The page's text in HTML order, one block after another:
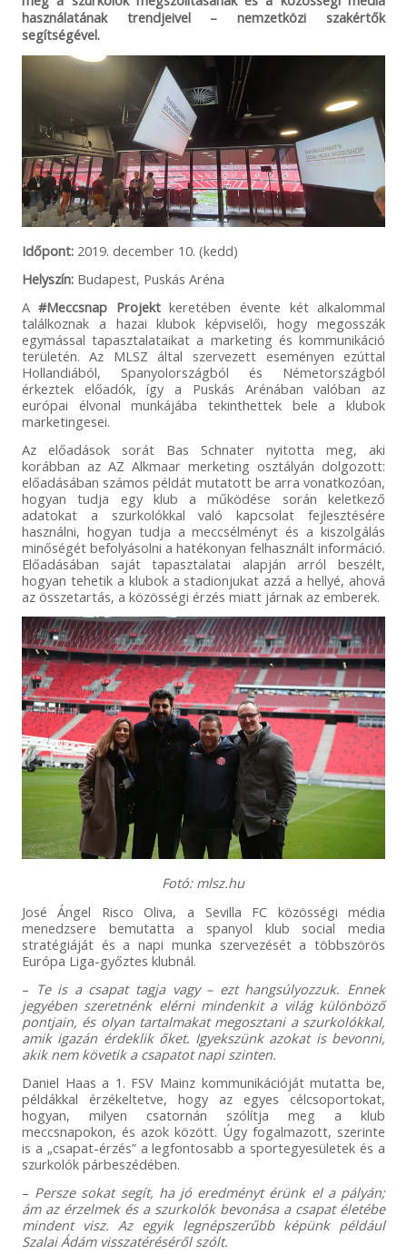
használatának trendjeivel – nemzetközi szakértők
segítségével.
Időpont:2019. december 10. (kedd)
Helyszín:Budapest, Puskás Aréna
A#Meccsnap Projektkeretében évente két alkalommal
találkoznak a hazai klubok képviselői, hogy megosszák
egymással tapasztalataikat a marketing és kommunikáció
területén. Az MLSZ által szervezett eseményen ezúttal
Hollandiából, Spanyolországból és Németországból
érkeztek előadók, így a Puskás Arénában valóban az
európai élvonal munkájába tekinthettek bele a klubok
marketingesei.
Az előadások sorát Bas Schnater nyitotta meg, aki
korábban az AZ Alkmaar merketing osztályán dolgozott:
előadásában számos példát mutatott be arra vonatkozóan,
hogyan tudja egy klub a működése során keletkező
adatokat a szurkolókkal való kapcsolat fejlesztésére
használni, hogyan tudja a meccsélményt és a kiszolgálás
minőségét befolyásolni a hatékonyan felhasznált információ.
Előadásában saját tapasztalatai alapján arról beszélt,
hogyan tehetik a klubok a stadionjukat azzá a hellyé, ahová
az összetartás, a közösségi érzés miatt járnak az emberek.
Fotó: mlsz.hu
José Ángel Risco Oliva, a Sevilla FC közösségi média
menedzsere bemutatta a spanyol klub social media
stratégiáját és a napi munka szervezését a többszörös
Európa Liga-győztes klubnál.
– Te is a csapat tagja vagy – ezt hangsúlyozzuk. Ennek
jegyében szeretnénk elérni mindenkit a világ különböző
pontjain, és olyan tartalmakat megosztani a szurkolókkal,
amik igazán érdeklik őket. Igyekszünk azokat is bevonni,
akik nem követik a csapatot napi szinten.
Daniel Haas a 1. FSV Mainz kommunikációját mutatta be,
példákkal érzékeltetve, hogy az egyes célcsoportokat,
hogyan, milyen csatornán szólítja meg a klub
meccsnapokon, és azok között. Úgy fogalmazott, szerinte
is a „csapat-érzés” a legfontosabb a sportegyesületek és a
szurkolók párbeszédében.
– Persze sokat segít, ha jó eredményt érünk el a pályán;
ám az érzelmek és a szurkolók bevonása a csapat életébe
mindent visz. Az egyik legnépszerűbb képünk például
Szalai Ádám visszatéréséről szólt.